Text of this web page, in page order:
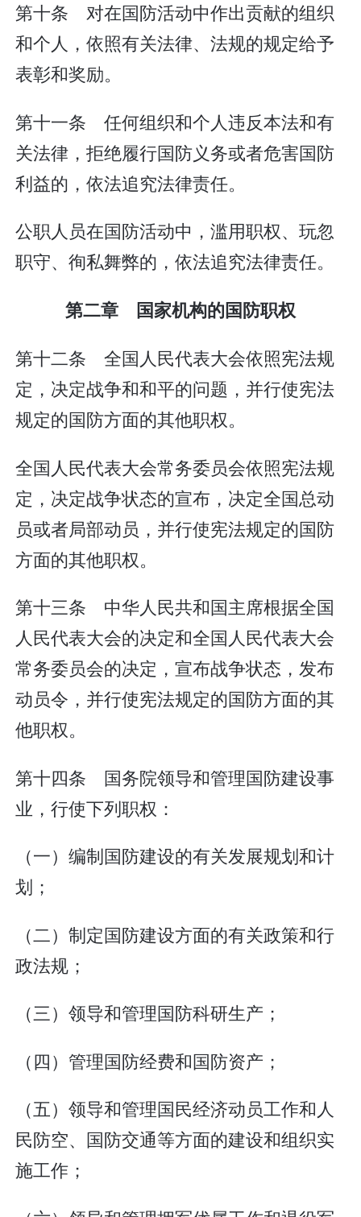
第十条 对在国防活动中作出贡献的组织
和个人，依照有关法律、法规的规定给予
表彰和奖励。
第十一条 任何组织和个人违反本法和有
关法律，拒绝履行国防义务或者危害国防
利益的，依法追究法律责任。
公职人员在国防活动中，滥用职权、玩忽
职守、徇私舞弊的，依法追究法律责任。
第二章 国家机构的国防职权
第十二条 全国人民代表大会依照宪法规
定，决定战争和和平的问题，并行使宪法
规定的国防方面的其他职权。
全国人民代表大会常务委员会依照宪法规
定，决定战争状态的宣布，决定全国总动
员或者局部动员，并行使宪法规定的国防
方面的其他职权。
第十三条 中华人民共和国主席根据全国
人民代表大会的决定和全国人民代表大会
常务委员会的决定，宣布战争状态，发布
动员令，并行使宪法规定的国防方面的其
他职权。
第十四条 国务院领导和管理国防建设事
业，行使下列职权：
（一）编制国防建设的有关发展规划和计
划；
（二）制定国防建设方面的有关政策和行
政法规；
（三）领导和管理国防科研生产；
（四）管理国防经费和国防资产；
（五）领导和管理国民经济动员工作和人
民防空、国防交通等方面的建设和组织实
施工作；